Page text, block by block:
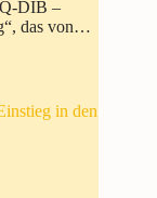
DIB –
das von…
in den